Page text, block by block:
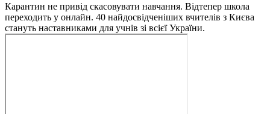
Карантин не привід скасовувати навчання. Відтепер школа
переходить у онлайн. 40 найдосвідченіших вчителів з Києва
стануть наставниками для учнів зі всієї України.